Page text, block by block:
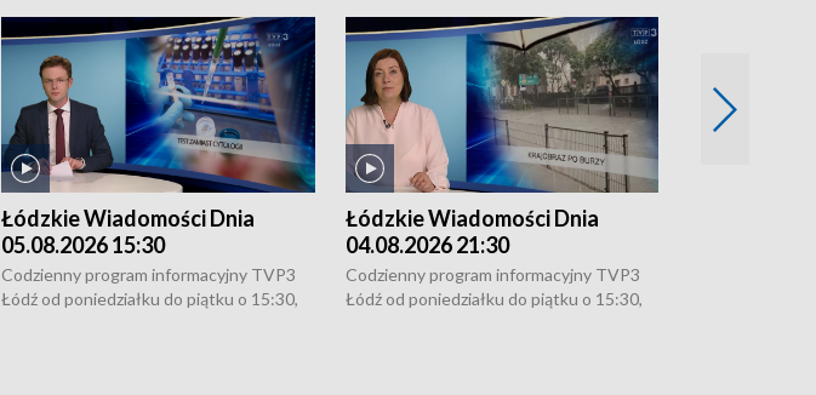
Łódzkie Wiadomości Dnia
05.08.2026 15:30
Codzienny program informacyjny TVP3
Łódź od poniedziałku do piątku o 15:30,
Łódzkie Wiadomości Dnia
04.08.2026 21:30
Codzienny program informacyjny TVP3
Łódź od poniedziałku do piątku o 15:30,